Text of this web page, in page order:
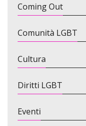
Coming Out
Comunità LGBT
Cultura
Diritti LGBT
Eventi